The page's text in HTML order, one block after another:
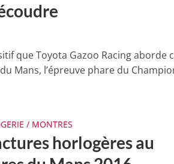
que Toyota Gazoo Racing aborde
Mans, l’épreuve phare du
/ MONTRES
horlogères au